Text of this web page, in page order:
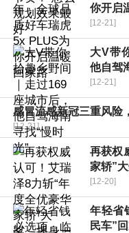
你开启
[12-21]
大V带
他自驾
[12-21]
感冒流感新冠三重风险
[12-21]
再获权
家轿”
[12-20]
年轻省
民车”